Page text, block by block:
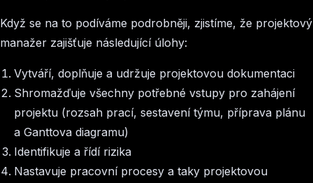
Když se na to podíváme podrobněji, zjistíme, že projektový
manažer zajišťuje následující úlohy:
Vytváří, doplňuje a udržuje projektovou dokumentaci
Shromažďuje všechny potřebné vstupy pro zahájení
projektu (rozsah prací, sestavení týmu, příprava plánu
a Ganttova diagramu)
Identifikuje a řídí rizika
Nastavuje pracovní procesy a taky projektovou